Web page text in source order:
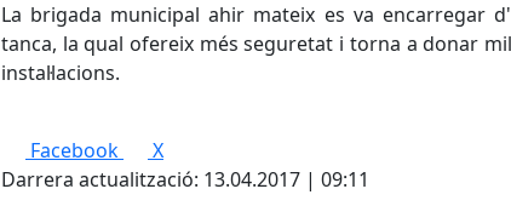
La brigada municipal ahir mateix es va encarregar
tanca, la qual ofereix més seguretat i torna a donar
instal·lacions.
Facebook
X
Darrera actualització: 13.04.2017 | 09:11